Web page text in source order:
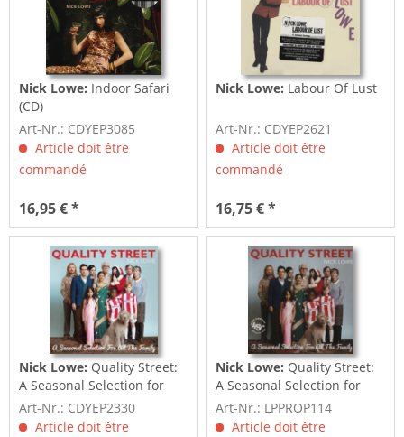
Nick Lowe: Indoor Safari
(CD)
Art-Nr.: CDYEP3085
Article doit être
commandé
16,95 € *
Nick Lowe: Labour Of Lust
Art-Nr.: CDYEP2621
Article doit être
commandé
16,75 € *
Nick Lowe: Quality Street:
A Seasonal Selection for
All...
Art-Nr.: CDYEP2330
Article doit être
Nick Lowe: Quality Street:
A Seasonal Selection for
All...
Art-Nr.: LPPROP114
Article doit être